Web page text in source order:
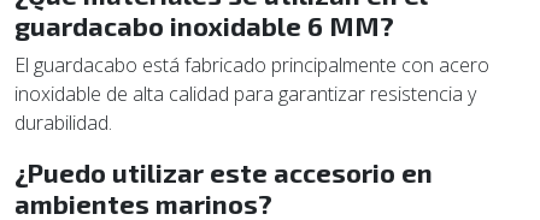
guardacabo inoxidable 6 MM?
El guardacabo está fabricado principalmente con acero
inoxidable de alta calidad para garantizar resistencia y
durabilidad.
¿Puedo utilizar este accesorio en
ambientes marinos?